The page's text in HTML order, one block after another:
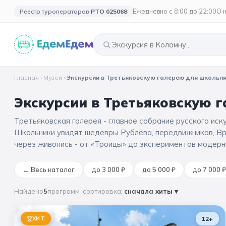
Реестр туроператоров РТО 025068 Ежедневно с 8:00 до 22:00О
Все праздники
🔔 1 сентября
🗳️ 18 сентября
🎄 Новогодние
🥞 Масленица
🚀 День космонавтики
🍂 Осенние ❄️
🌸 Весенние ☀️
Однодневные 2 дня / 1 ночь 🍂
🎄
🌷
🎓
Главная › Музеи › Экскурсии в Третьяковскую галерею для
Экскурсии в Третьяковскую
Третьяковская галерея - главное собрание русского
Школьники увидят шедевры Рублёва, передвижников,
через живопись - от «Троицы» до экспериментов
← Весь каталог до 3 000 ₽ до 5 000 ₽ до 7 000 ₽
Найдено5программ ·сортировка: сначала хиты ▾
ХИТ 12+